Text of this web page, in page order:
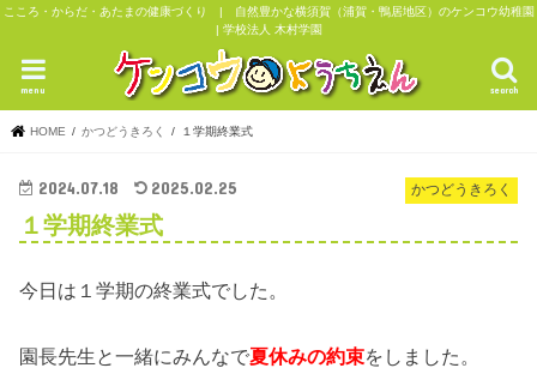
こころ・からだ・あたまの健康づくり | 自然豊かな横須賀（浦賀・鴨居地区）のケンコウ幼稚園
| 学校法人 木村学園
search
menu
HOME かつどうきろく １学期終業式
かつどうきろく
2024.07.18 2025.02.25
１学期終業式
今日は１学期の終業式でした。
園長先生と一緒にみんなで夏休みの約束をしました。